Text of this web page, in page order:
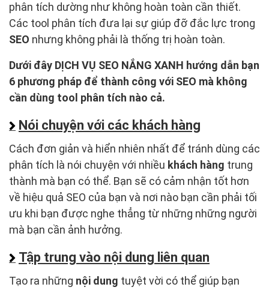
phân tích dường như không hoàn toàn cần thiết.
Các tool phân tích đưa lại sự giúp đỡ đắc lực trong
SEO nhưng không phải là thống trị hoàn toàn.
Dưới đây DỊCH VỤ SEO NẮNG XANH hướng dẫn bạn
6 phương pháp để thành công với SEO mà không
cần dùng tool phân tích nào cả.
Nói chuyện với các khách hàng
Cách đơn giản và hiển nhiên nhất để tránh dùng các
phân tích là nói chuyện với nhiều khách hàng trung
thành mà bạn có thể. Bạn sẽ có cảm nhận tốt hơn
về hiệu quả SEO của bạn và nơi nào bạn cần phải tối
ưu khi bạn được nghe thẳng từ những những người
mà bạn cần ảnh hưởng.
Tập trung vào nội dung liên quan
Tạo ra những nội dung tuyệt vời có thể giúp bạn